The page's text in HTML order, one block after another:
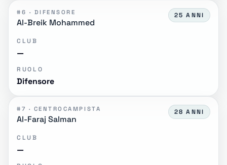
#6 · DIFENSORE
Al-Breik Mohammed
25 ANNI
CLUB
—
RUOLO
Difensore
#7 · CENTROCAMPISTA
Al-Faraj Salman
28 ANNI
CLUB
—